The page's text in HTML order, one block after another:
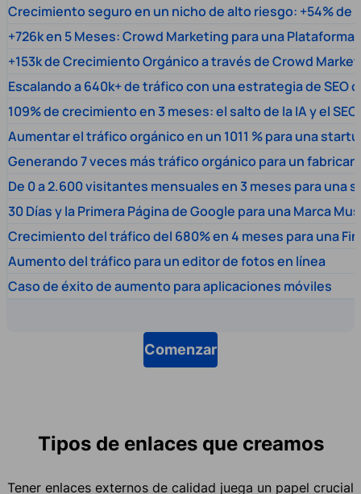
Crecimiento seguro en un nicho de alto riesgo: +54% de
+726k en 5 Meses: Crowd Marketing para una
+153k de Crecimiento Orgánico a través de Crowd
Escalando a 640k+ de tráfico con una estrategia de SEO
109% de crecimiento en 3 meses: el salto de la IA y el SEO
Aumentar el tráfico orgánico en un 1011 % para una
Generando 7 veces más tráfico orgánico para un
De 0 a 2.600 visitantes mensuales en 3 meses para una
30 Días y la Primera Página de Google para una Marca
Crecimiento del tráfico del 680% en 4 meses para una
Aumento del tráfico para un editor de fotos en línea
Caso de éxito de aumento para aplicaciones móviles
Comenzar
Tipos de enlaces que creamos
Tener enlaces externos de calidad juega un papel crucial